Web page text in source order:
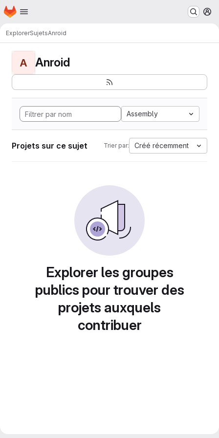
Passer au contenu principal
Page d'accueil
ExplorerSujetsAnroid
A Anroid
Assembly
Projets sur ce sujet Trier par: Créé récemment
Explorer les groupes
publics pour trouver des
projets auxquels
contribuer